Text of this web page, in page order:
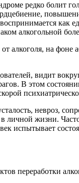
редко болит
как
алкогольной
алкоголя, на фоне
видит
В этом
невроз,
личной жизни.
испытывает
переработки